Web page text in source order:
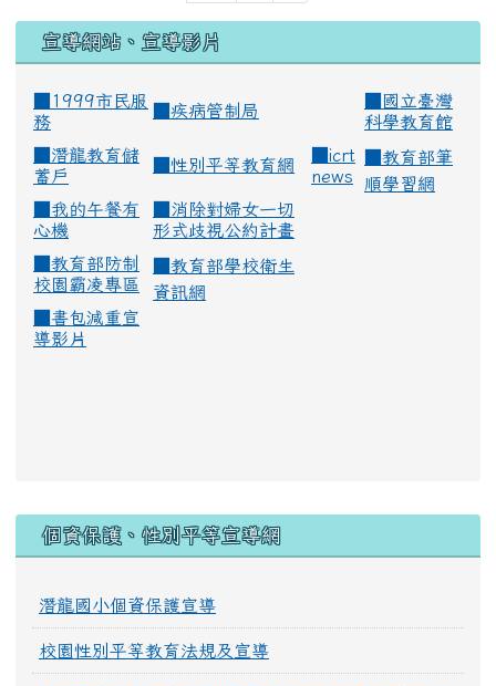
宣導網站、宣導影片
■1999市民服
務
疾病管制局
國立臺灣
科學教育館
潛龍教育儲
蓄戶
性別平等教育網
icrt
news
教育部筆
順學習網
我的午餐有
心機
消除對婦女一切
形式歧視公約計畫
教育部防制
校園霸凌專區
教育部學校衛生
資訊網
書包減重宣
導影片
個資保護、性別平等宣導網
潛龍國小個資保護宣導
校園性別平等教育法規及宣導